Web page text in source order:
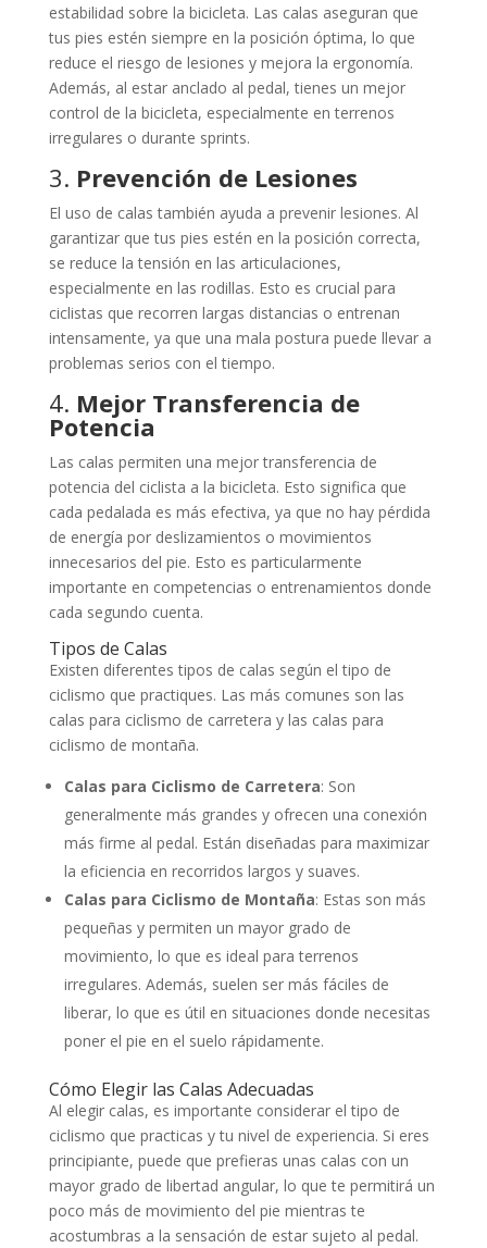
estabilidad sobre la bicicleta. Las calas aseguran que
tus pies estén siempre en la posición óptima, lo que
reduce el riesgo de lesiones y mejora la ergonomía.
Además, al estar anclado al pedal, tienes un mejor
control de la bicicleta, especialmente en terrenos
irregulares o durante sprints.
3. Prevención de Lesiones
El uso de calas también ayuda a prevenir lesiones. Al
garantizar que tus pies estén en la posición correcta,
se reduce la tensión en las articulaciones,
especialmente en las rodillas. Esto es crucial para
ciclistas que recorren largas distancias o entrenan
intensamente, ya que una mala postura puede llevar a
problemas serios con el tiempo.
4. Mejor Transferencia de
Potencia
Las calas permiten una mejor transferencia de
potencia del ciclista a la bicicleta. Esto significa que
cada pedalada es más efectiva, ya que no hay pérdida
de energía por deslizamientos o movimientos
innecesarios del pie. Esto es particularmente
importante en competencias o entrenamientos donde
cada segundo cuenta.
Tipos de Calas
Existen diferentes tipos de calas según el tipo de
ciclismo que practiques. Las más comunes son las
calas para ciclismo de carretera y las calas para
ciclismo de montaña.
Calas para Ciclismo de Carretera: Son
generalmente más grandes y ofrecen una conexión
más firme al pedal. Están diseñadas para maximizar
la eficiencia en recorridos largos y suaves.
Calas para Ciclismo de Montaña: Estas son más
pequeñas y permiten un mayor grado de
movimiento, lo que es ideal para terrenos
irregulares. Además, suelen ser más fáciles de
liberar, lo que es útil en situaciones donde necesitas
poner el pie en el suelo rápidamente.
Cómo Elegir las Calas Adecuadas
Al elegir calas, es importante considerar el tipo de
ciclismo que practicas y tu nivel de experiencia. Si eres
principiante, puede que prefieras unas calas con un
mayor grado de libertad angular, lo que te permitirá un
poco más de movimiento del pie mientras te
acostumbras a la sensación de estar sujeto al pedal.